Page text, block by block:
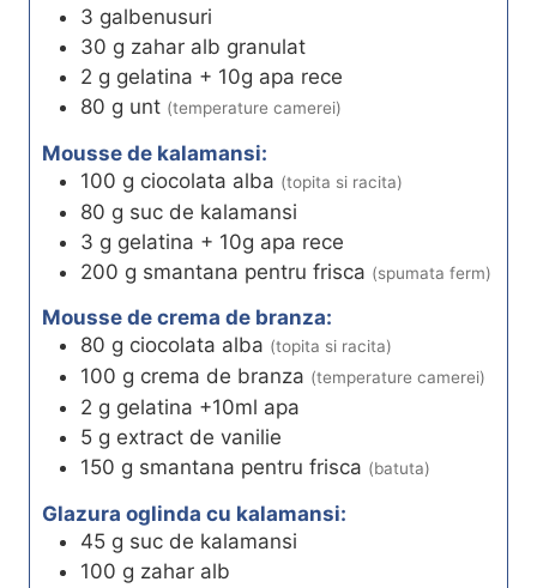
3 galbenusuri
30 g zahar alb granulat
2 g gelatina + 10g apa rece
80 g unt (temperature camerei)
Mousse de kalamansi:
100 g ciocolata alba (topita si racita)
80 g suc de kalamansi
3 g gelatina + 10g apa rece
200 g smantana pentru frisca (spumata ferm)
Mousse de crema de branza:
80 g ciocolata alba (topita si racita)
100 g crema de branza (temperature camerei)
2 g gelatina +10ml apa
5 g extract de vanilie
150 g smantana pentru frisca (batuta)
Glazura oglinda cu kalamansi:
45 g suc de kalamansi
100 g zahar alb